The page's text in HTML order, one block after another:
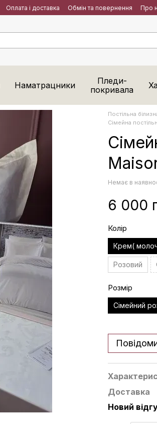
Оплата і доставка Обмін та повернення Про
Наматрацники
Пледи-
покривала
Постільна
Сімейна
Немає в
6 000
Колір
Крем(
Розовий
Розмір
Сімейний
Доставка
Новий